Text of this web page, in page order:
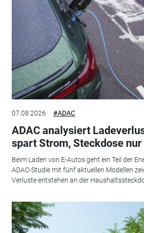
07.08.2026 #ADAC
ADAC analysiert
spart Strom, Steckdose nur
Beim Laden von E-Autos geht ein Teil der
ADAC-Studie mit fünf aktuellen Modellen
Verluste entstehen an der